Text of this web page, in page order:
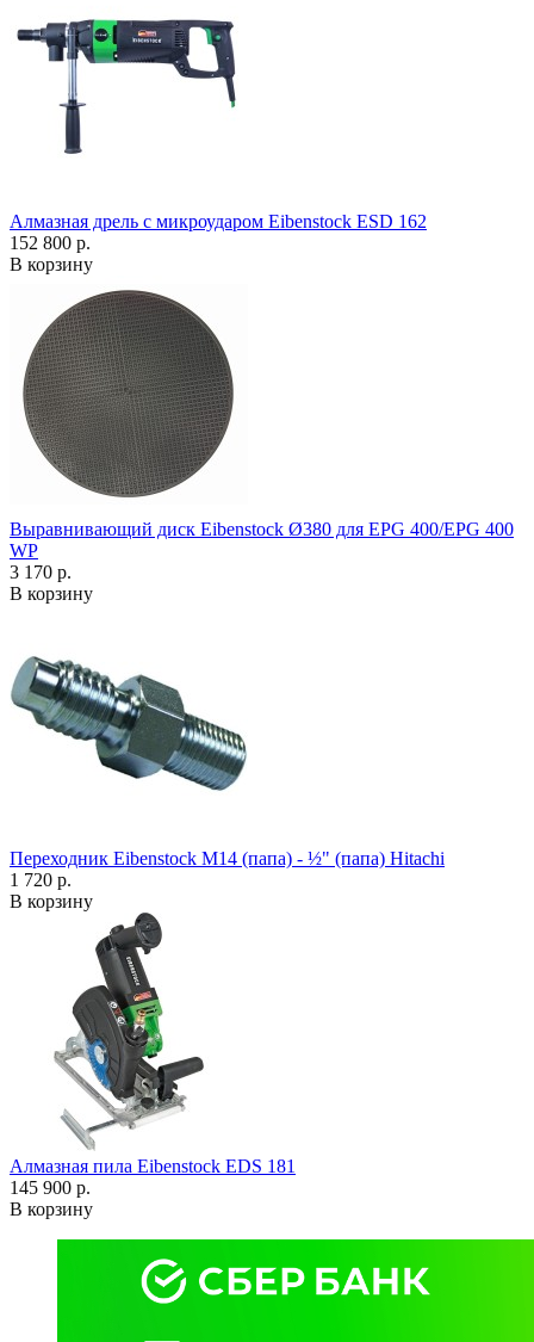
Алмазная дрель с микроударом Eibenstock ESD 162
152 800 р.
В корзину
Выравнивающий диск Eibenstock Ø380 для EPG 400/EPG 400
WP
3 170 р.
В корзину
Переходник Eibenstock M14 (папа) - ½" (папа) Hitachi
1 720 р.
В корзину
Алмазная пила Eibenstock EDS 181
145 900 р.
В корзину